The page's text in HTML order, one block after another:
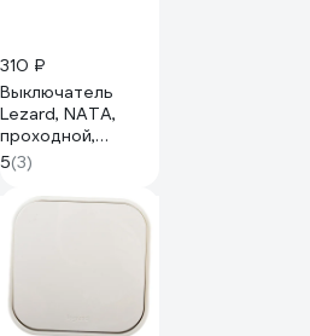
310 ₽
Выключатель
Lezard, NATA,
проходной,
кремовый, 710-
0300-105
5(3)